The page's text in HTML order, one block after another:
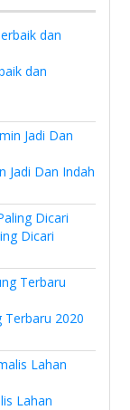
dan
Jadi Dan Indah
Dicari
Terbaru 2020
Lahan